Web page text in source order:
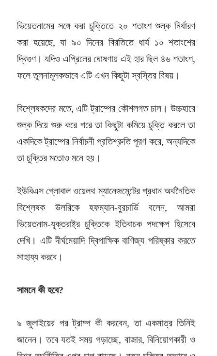
ভিয়েতনামের সঙ্গে করা চুক্তিতে ২০ শতাংশ শুল্ক নির্ধারণ
করা হয়েছে, যা ৯০ দিনের বিরতিতে ধার্য ১০ শতাংশের
দ্বিগুণ। যদিও এপ্রিলের ঘোষণায় এই হার ছিল ৪৬ শতাংশ,
ফলে তুলনামূলকভাবে এটি এখন কিছুটা স্বস্তির বিষয়।
বিশ্লেষকদের মতে, এটি ট্রাম্পের কৌশলগত চাল। উচ্চহারে
শুল্ক দিয়ে শুরু করে পরে তা কিছুটা কমিয়ে চুক্তি করলে তা
একদিকে ট্রাম্পের নির্বাচনী প্রতিশ্রুতি পূরণ করে, অন্যদিকে
তা চুক্তির মতোও মনে হয়।
ইউবিএস গ্লোবাল ওয়েলথ ম্যানেজমেন্টের প্রধান অর্থনৈতিক
বিশ্লেষক উলরিকে হফম্যান-বুরচার্ডি বলেন, আমরা
ভিয়েতনাম-যুক্তরাষ্ট্র চুক্তিকে ইতিবাচক পদক্ষেপ হিসেবে
দেখি। এটি দীর্ঘমেয়াদি দ্বিপাক্ষিক বাণিজ্য পরিষ্কার করতে
সাহায্য করবে।
সামনে কী হবে?
৯ জুলাইয়ের পর ট্রাম্প কী করবেন, তা একমাত্র তিনিই
জানেন। তবে যতই সময় গড়াচ্ছে, বাজার, বিনিয়োগকারী ও